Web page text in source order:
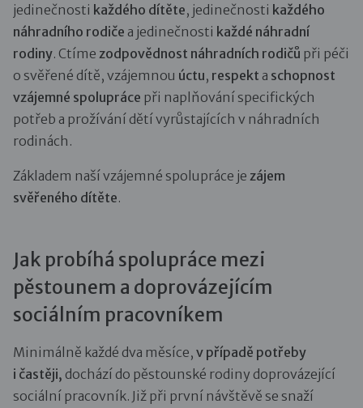
jedinečnosti každého dítěte, jedinečnosti každého
náhradního rodiče a jedinečnosti každé náhradní
rodiny. Ctíme zodpovědnost náhradních rodičů při péči
o svěřené dítě, vzájemnou úctu, respekt a schopnost
vzájemné spolupráce při naplňování specifických
potřeb a prožívání dětí vyrůstajících v náhradních
rodinách.
Základem naší vzájemné spolupráce je zájem
svěřeného dítěte.
Jak probíhá spolupráce mezi
pěstounem a doprovázejícím
sociálním pracovníkem
Minimálně každé dva měsíce, v případě potřeby
i častěji, dochází do pěstounské rodiny doprovázející
sociální pracovník. Již při první návštěvě se snaží